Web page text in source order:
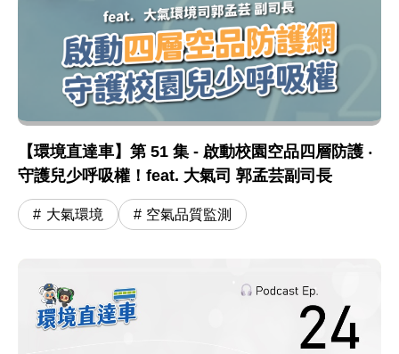
【環境直達車】第 51 集 - 啟動校園空品四層防護 ‧
守護兒少呼吸權！feat. 大氣司 郭孟芸副司長
大氣環境 空氣品質監測